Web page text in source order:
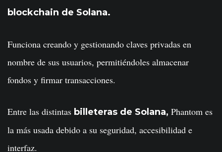
blockchain de Solana.
Funciona creando y gestionando claves privadas en
nombre de sus usuarios, permitiéndoles almacenar
fondos y firmar transacciones.
Entre las distintas billeteras de Solana, Phantom es
la más usada debido a su seguridad, accesibilidad e
interfaz.